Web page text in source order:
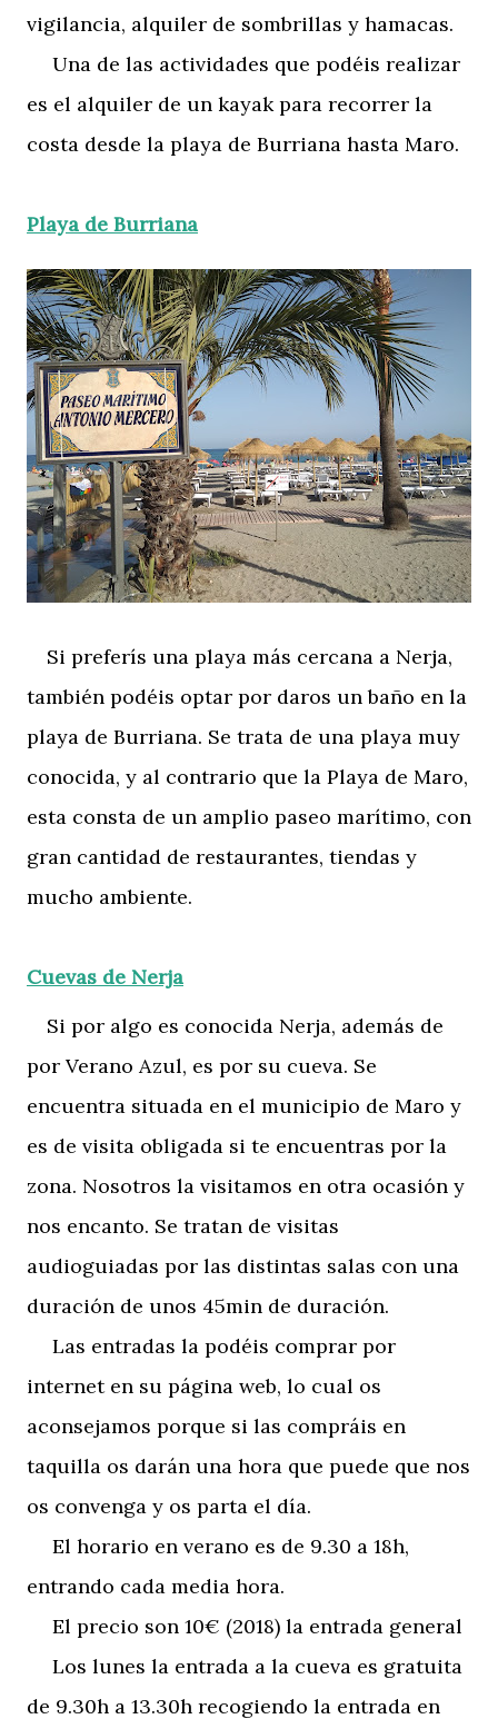
vigilancia, alquiler de sombrillas y hamacas.
Una de las actividades que podéis realizar
es el alquiler de un kayak para recorrer la
costa desde la playa de Burriana hasta Maro.
Playa de Burriana
Si preferís una playa más cercana a Nerja,
también podéis optar por daros un baño en la
playa de Burriana. Se trata de una playa muy
conocida, y al contrario que la Playa de Maro,
esta consta de un amplio paseo marítimo, con
gran cantidad de restaurantes, tiendas y
mucho ambiente.
Cuevas de Nerja
Si por algo es conocida Nerja, además de
por Verano Azul, es por su cueva. Se
encuentra situada en el municipio de Maro y
es de visita obligada si te encuentras por la
zona. Nosotros la visitamos en otra ocasión y
nos encanto. Se tratan de visitas
audioguiadas por las distintas salas con una
duración de unos 45min de duración.
Las entradas la podéis comprar por
internet en su página web, lo cual os
aconsejamos porque si las compráis en
taquilla os darán una hora que puede que nos
os convenga y os parta el día.
El horario en verano es de 9.30 a 18h,
entrando cada media hora.
El precio son 10€ (2018) la entrada general
Los lunes la entrada a la cueva es gratuita
de 9.30h a 13.30h recogiendo la entrada en